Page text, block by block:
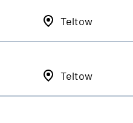
Teltow
Teltow